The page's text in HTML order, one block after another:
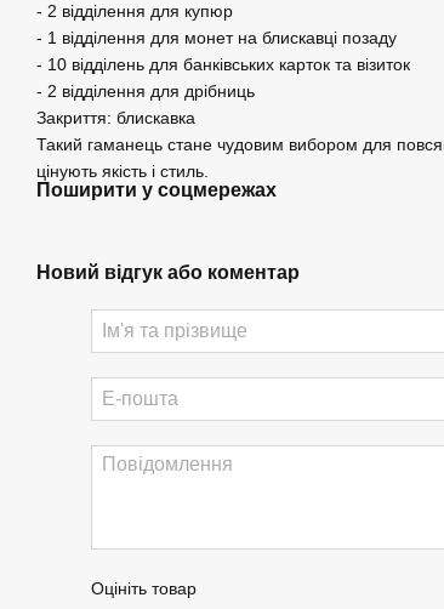
- 2 відділення для купюр
- 1 відділення для монет на блискавці позаду
- 10 відділень для банківських карток та візиток
- 2 відділення для дрібниць
Закриття: блискавка
Такий гаманець стане чудовим вибором для
цінують якість і стиль.
Поширити у соцмережах
Новий відгук або коментар
Оцініть товар